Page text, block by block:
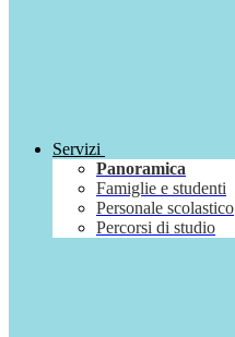
Servizi
Panoramica
Famiglie e studenti
Personale scolastico
Percorsi di studio